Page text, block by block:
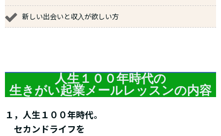
新しい出会いと収入が欲しい方
人生１００年時代の
生きがい起業メールレッスンの内容
１，人生１００年時代。
セカンドライフを